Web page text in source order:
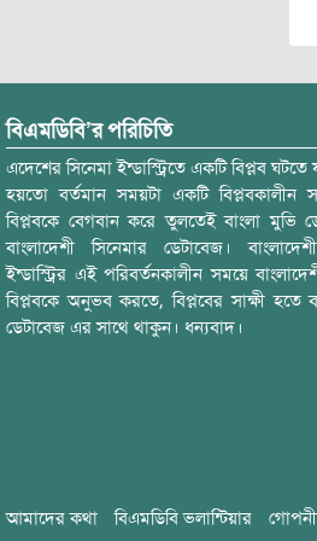
বিএমডিবি’র পরিচিতি
এদেশের সিনেমা ইন্ডাস্ট্রিতে একটি বিপ্লব ঘটতে
হয়তো বর্তমান সময়টা একটি বিপ্লবকালীন
বিপ্লবকে বেগবান করে তুলতেই বাংলা মুভি
বাংলাদেশী সিনেমার ডেটাবেজ।
ইন্ডাস্ট্রির এই পরিবর্তনকালীন সময়ে
বিপ্লবকে অনুভব করতে, বিপ্লবের সাক্ষী হতে
ডেটাবেজ এর সাথে থাকুন। ধন্যবাদ।
আমাদের কথা বিএমডিবি ভলান্টিয়ার